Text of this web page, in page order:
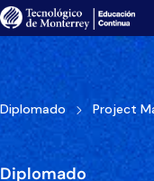
Diplomado Project
Diplomado
Tu folleto se
Encuéntralo en
Abrir folleto